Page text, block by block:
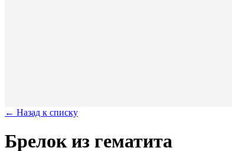
← Назад к списку
Брелок из гематита